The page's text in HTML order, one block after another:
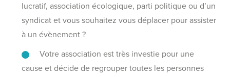
lucratif, association écologique, parti politique ou d’un
syndicat et vous souhaitez vous déplacer pour assister
à un évènement ?
Votre association est très investie pour une
cause et décide de regrouper toutes les personnes